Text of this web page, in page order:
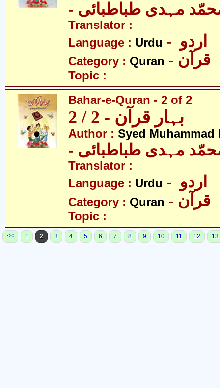
مہدی طباطبائی
Translator :
Language : Urdu
Category : Quran - قرآن
Topic :
Bahar-e-Quran - 2 of 2
بہار قرآن - 2 / 2
Author : Syed Muhammad
مہدی طباطبائی
Translator :
Language : Urdu
Category : Quran - قرآن
Topic :
<< 1 2 3 4 5 6 7 8 9 10 11 12 13